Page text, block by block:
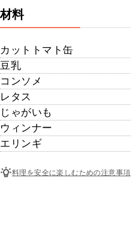
材料
カットトマト缶
豆乳
コンソメ
レタス
じゃがいも
ウィンナー
エリンギ
料理を安全に楽しむための注意事項